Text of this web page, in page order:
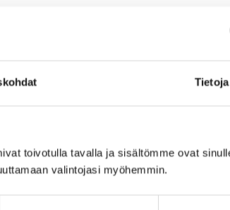
Tietoja
toivotulla tavalla ja sisältömme ovat
valintojasi myöhemmin.